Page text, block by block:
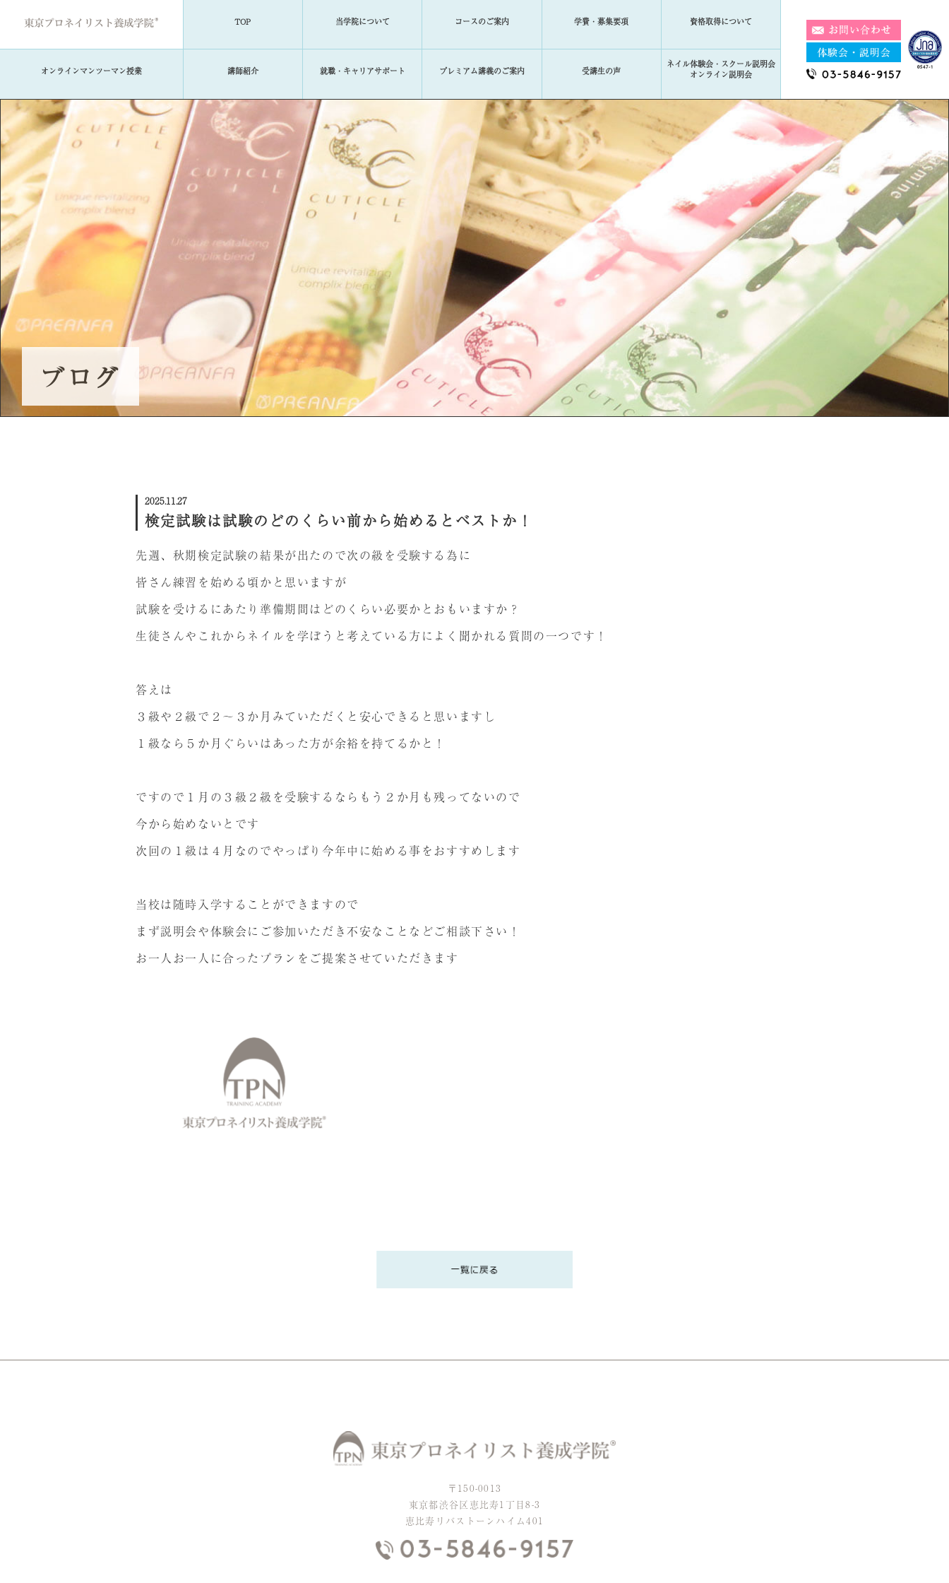
TOP 当学院について コースのご案内 学費・募集要項 資格取得について
オンラインマンツーマン授業 講師紹介 就職・キャリアサポート プレミアム講義のご案内 受講生の声
ネイル体験会・スクール説明会
オンライン説明会
ブログ
TOP
当学院について
コースのご案内
学費・募集要項
資格取得について
講師紹介
就職・キャリアサポート
ネイル体験会/スクール説明会
プレミアム講義のご案内
受講生の声
2025.11.27
検定試験は試験のどのくらい前から始めるとベストか！
先週、秋期検定試験の結果が出たので次の級を受験する為に
皆さん練習を始める頃かと思いますが
試験を受けるにあたり準備期間はどのくらい必要かとおもいますか？
生徒さんやこれからネイルを学ぼうと考えている方によく聞かれる質問の一つです！
答えは
３級や２級で２～３か月みていただくと安心できると思いますし
１級なら５か月ぐらいはあった方が余裕を持てるかと！
ですので１月の３級２級を受験するならもう２か月も残ってないので
今から始めないとです
次回の１級は４月なのでやっぱり今年中に始める事をおすすめします
当校は随時入学することができますので
まず説明会や体験会にご参加いただき不安なことなどご相談下さい！
お一人お一人に合ったプランをご提案させていただきます
〒150-0013
東京都渋谷区恵比寿1丁目8-3
恵比寿リバストーンハイム401